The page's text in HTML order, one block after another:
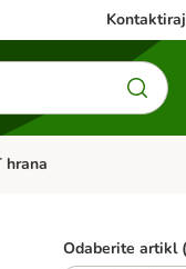
Ptice
hrana
Odaberite artikl